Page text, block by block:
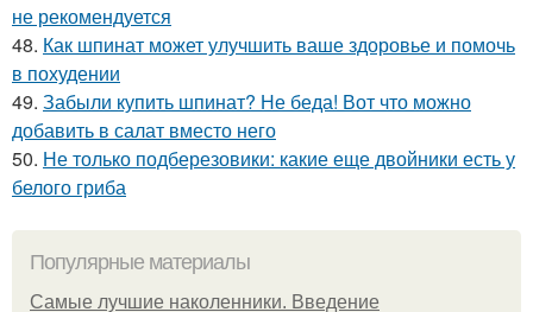
не рекомендуется
48. Как шпинат может улучшить ваше здоровье и помочь
в похудении
49. Забыли купить шпинат? Не беда! Вот что можно
добавить в салат вместо него
50. Не только подберезовики: какие еще двойники есть у
белого гриба
Популярные материалы
Самые лучшие наколенники. Введение